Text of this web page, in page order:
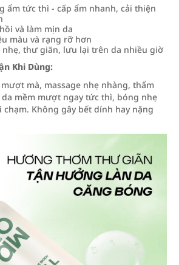
ẩm tức thì - cấp ẩm nhanh, cải thiện
và làm mịn da
màu và rạng rỡ hơn
thư giãn, lưu lại trên da nhiều giờ
Khi Dùng:
mà, massage nhẹ nhàng, thẩm
mềm mượt ngay tức thì, bóng nhẹ
Không gây bết dính hay nặng